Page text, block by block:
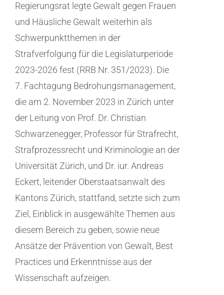
Regierungsrat legte Gewalt gegen Frauen
und Häusliche Gewalt weiterhin als
Schwerpunktthemen in der
Strafverfolgung für die Legislaturperiode
2023-2026 fest (RRB Nr. 351/2023). Die
7. Fachtagung Bedrohungsmanagement,
die am 2. November 2023 in Zürich unter
der Leitung von Prof. Dr. Christian
Schwarzenegger, Professor für Strafrecht,
Strafprozessrecht und Kriminologie an der
Universität Zürich, und Dr. iur. Andreas
Eckert, leitender Oberstaatsanwalt des
Kantons Zürich, stattfand, setzte sich zum
Ziel, Einblick in ausgewählte Themen aus
diesem Bereich zu geben, sowie neue
Ansätze der Prävention von Gewalt, Best
Practices und Erkenntnisse aus der
Wissenschaft aufzeigen.